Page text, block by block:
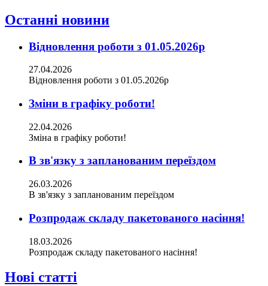
Останні новини
Відновлення роботи з 01.05.2026р
27.04.2026
Відновлення роботи з 01.05.2026р
Зміни в графіку роботи!
22.04.2026
Зміна в графіку роботи!
В зв'язку з запланованим переїздом
26.03.2026
В зв'язку з запланованим переїздом
Розпродаж складу пакетованого насіння!
18.03.2026
Розпродаж складу пакетованого насіння!
Нові статті